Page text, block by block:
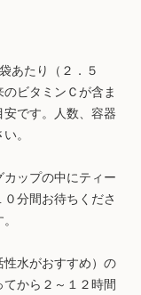
あたり（２．５
ビタミンＣが含ま
です。人数、容器
。
ップの中にティー
分間お待ちくださ
性水がおすすめ）の
から２～１２時間